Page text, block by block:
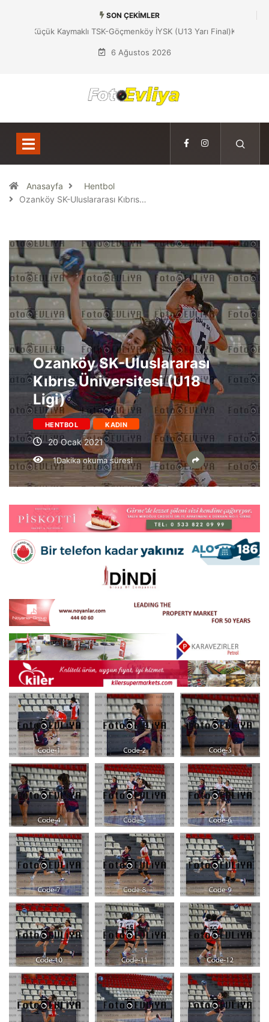
SON ÇEKIMLER
Küçük Kaymaklı TSK-Göçmenköy İYSK (U13 Yarı Final)
6 Ağustos 2026
Anasayfa
Hentbol
Ozanköy SK-Uluslararası Kıbrıs…
Ozanköy SK-Uluslararası
Kıbrıs Üniversitesi (U18
Ligi)
HENTBOL KADIN
20 Ocak 2021
1Dakika okuma süresi